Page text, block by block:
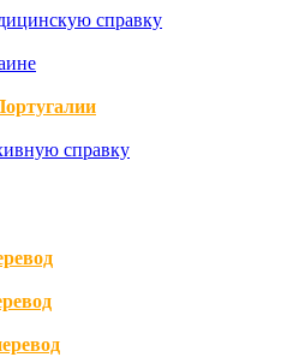
справку
справку